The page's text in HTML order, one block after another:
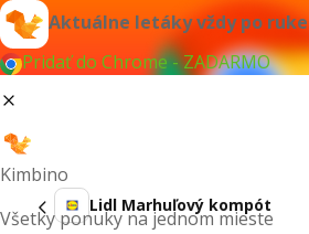
Aktuálne letáky vždy po ruke
Pridať do Chrome - ZADARMO
Kimbino
Všetky ponuky na jednom mieste
Lidl Marhuľový kompót